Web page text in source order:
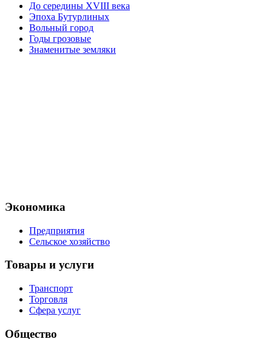
До середины XVIII века
Эпоха Бутурлиных
Вольный город
Годы грозовые
Знаменитые земляки
Экономика
Предприятия
Сельское хозяйство
Товары и услуги
Транспорт
Торговля
Сфера услуг
Общество